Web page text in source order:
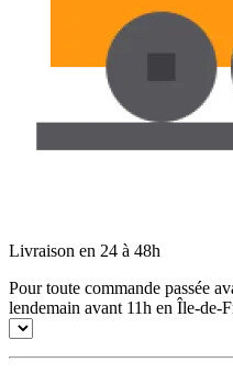
Livraison en 24 à 48h
Pour toute commande passée
lendemain avant 11h en Île-de-